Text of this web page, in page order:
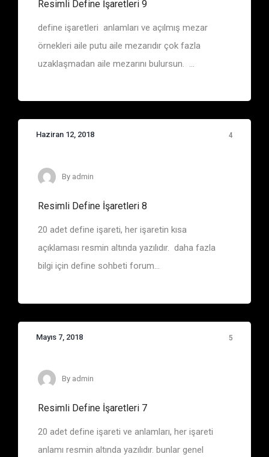
Resimli Define İşaretleri 9
define işaretleri anlamları ve açılmış mezar
örnekleri aile putu aile mezarıdır çok fazla
uzaklaşmadan aile mezarını bulursun. ...
Haziran 12, 2018 4
Define İşaretleri
By admin
Resimli Define İşaretleri 8
20 adet define işareti, her işaretin kısa
açıklaması resmin altında yazılıdır. daha fazla
bilgi için define sohbeti forum...
Mayıs 7, 2018 5
Define İşaretleri
By admin
Resimli Define İşaretleri 7
20 adet define işareti ve anlamları, her işareti
anlamı resmin altında yazılıdır. bunlar genel